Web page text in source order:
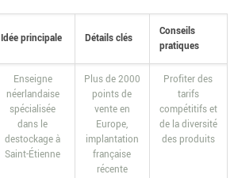
Idée principale Détails clés
Conseils
pratiques
Enseigne
néerlandaise
spécialisée
dans le
destockage à
Saint-Étienne
Plus de 2000
points de
vente en
Europe,
implantation
française
récente
Profiter des
tarifs
compétitifs et
de la diversité
des produits